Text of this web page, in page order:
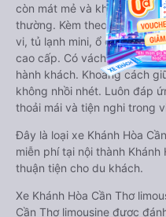
còn mát mẻ và không hề bị
thường. Kèm theo các ghế
vi, tủ lạnh mini, ổ cắm usb,
cao cấp. Có vách ngăn
hành khách. Khoảng cách
không nhồi nhét. Luôn đáp
thoải mái và tiện nghi trong
Đây là loại xe Khánh Hòa
miễn phí tại nội thành
thuận tiện cho du khách.
Xe Khánh Hòa Cần Thơ
Cần Thơ limousine được